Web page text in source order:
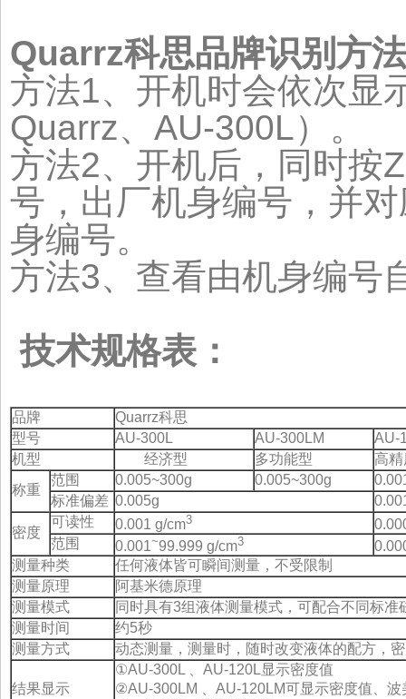
Quarrz科思品牌识别方
方法1、开机时会依次显
Quarrz、AU-300L）。
方法2、开机后，同时按
号，出厂机身编号，并
身编号。
方法3、查看由机身编号
技术规格表：
品牌
Quarrz科思
型号
AU-300L AU-300LM
AU-
机型
经济型 多功能型
高
称重
范围 0.005~300g 0.005~300g
标准偏差 0.005g
密度
可读性 0.001 g/cm3
范围
0.001~99.999 g/cm3
测量种类
任何液体皆可瞬间测量，不受限制
测量原理
阿基米德原理
测量模式
同时具有3组液体测量模式，可配合不同标准
测量时间
约5秒
测量方式
动态测量，测量时，随时改变液体的配方，
结果显示
①AU-300L 、AU-120L显示密度值
②AU-300LM 、AU-120LM可显示密度值、